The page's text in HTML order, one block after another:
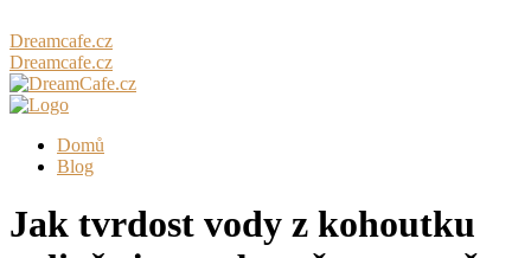
Dreamcafe.cz
Dreamcafe.cz
Domů
Blog
Jak tvrdost vody z kohoutku